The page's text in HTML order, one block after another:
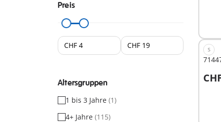
Preis
Altersgruppen
1 bis 3 Jahre (1)
4+ Jahre (115)
S